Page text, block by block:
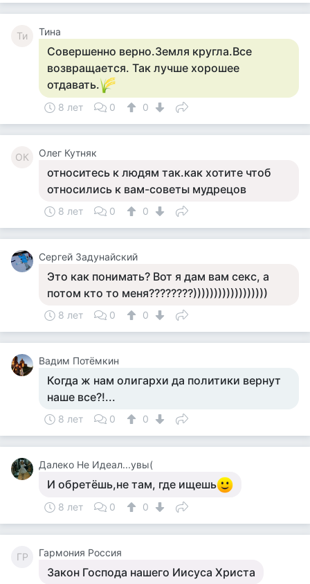
Ти Тина
Совершенно верно.Земля кругла.Все
возвращается. Так лучше хорошее
отдавать.
8 лет 0 0
ОК Олег Кутняк
относитесь к людям так.как хотите чтоб
относились к вам-советы мудрецов
8 лет 0 0
Сергей Задунайский
Это как понимать? Вот я дам вам секс, а
потом кто то меня????????))))))))))))))))))
8 лет 0 0
Вадим Потёмкин
Когда ж нам олигархи да политики вернут
наше все?!...
8 лет 0 0
Далеко Не Идеал...увы(
И обретёшь,не там, где ищешь
8 лет 0 0
ГР Гармония Россия
Закон Господа нашего Иисуса Христа